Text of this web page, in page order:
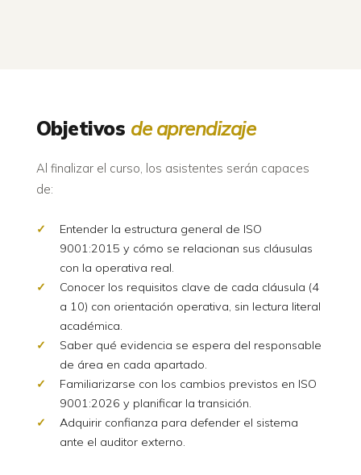
Objetivos de aprendizaje
Al finalizar el curso, los asistentes serán capaces
de:
Entender la estructura general de ISO
9001:2015 y cómo se relacionan sus cláusulas
con la operativa real.
Conocer los requisitos clave de cada cláusula (4
a 10) con orientación operativa, sin lectura literal
académica.
Saber qué evidencia se espera del responsable
de área en cada apartado.
Familiarizarse con los cambios previstos en ISO
9001:2026 y planificar la transición.
Adquirir confianza para defender el sistema
ante el auditor externo.